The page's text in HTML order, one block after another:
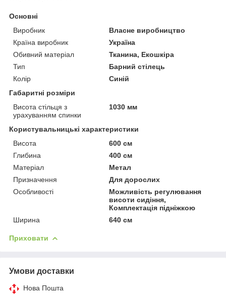
Основні
Виробник
Власне виробництво
Країна виробник
Україна
Обивний матеріал
Тканина, Екошкіра
Тип
Барний стілець
Колір
Синій
Габаритні розміри
Висота стільця з
урахуванням спинки
1030 мм
Користувальницькі характеристики
Висота
600 см
Глибина
400 см
Матеріал
Метал
Призначення
Для дорослих
Особливості
Можливість регулювання
висоти сидіння,
Комплектація підніжкою
Ширина
640 см
Приховати
Умови доставки
Нова Пошта